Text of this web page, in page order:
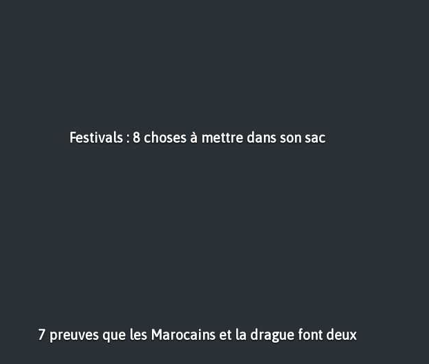
Festivals : 8 choses à mettre dans son sac
7 preuves que les Marocains et la drague font deux